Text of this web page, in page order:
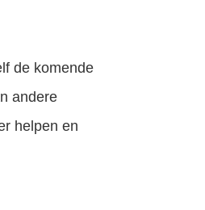
de komende
andere
helpen en